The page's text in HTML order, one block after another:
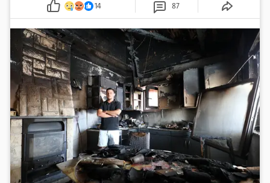
14 87